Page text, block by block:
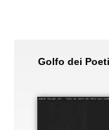
Golfo dei Poeti